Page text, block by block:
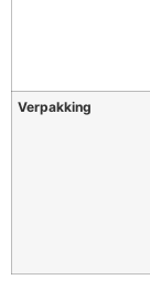
Verpakking